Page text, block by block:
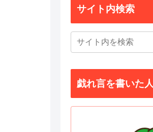
サイト内検索
戯れ言を書いた人